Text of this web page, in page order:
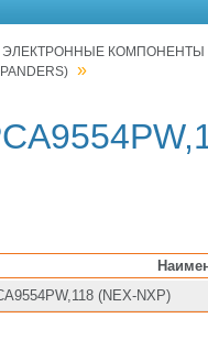
КОМПОНЕНТЫ
»
(NEX-NXP)